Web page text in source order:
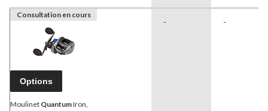
Consultation en cours
Options
Moulinet QuantumIron,
- -